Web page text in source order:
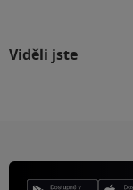
Viděli jste